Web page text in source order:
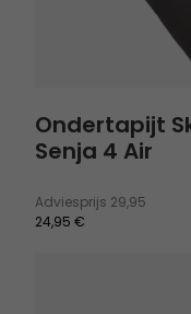
Ondertapijt
Senja 4 Air
Adviesprijs 29,95
24,95 €